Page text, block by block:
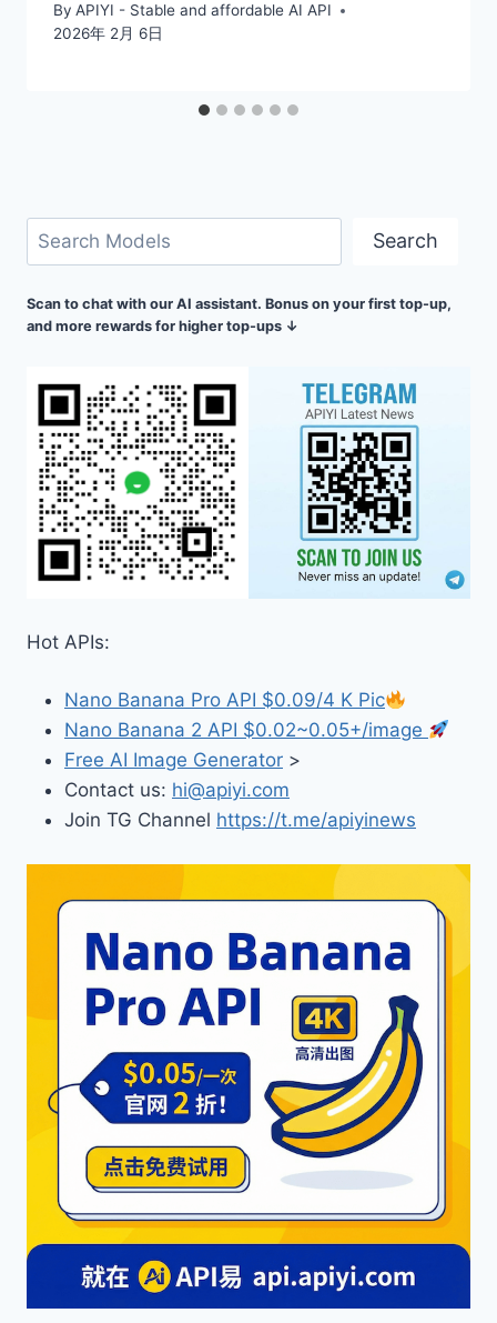
By APIYI - Stable and affordable AI API
2026年 2月 6日
검
색
Search
Scan to chat with our AI assistant. Bonus on your first top-up,
and more rewards for higher top-ups ↓
Hot APIs:
Nano Banana Pro API $0.09/4 K Pic
Nano Banana 2 API $0.02~0.05+/image
Free AI Image Generator >
Contact us: hi@apiyi.com
Join TG Channel https://t.me/apiyinews